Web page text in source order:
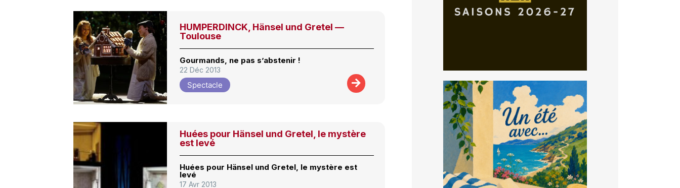
HUMPERDINCK, Hänsel und Gretel —
Toulouse
Gourmands, ne pas s’abstenir !
22 Déc 2013
Spectacle
Huées pour Hänsel und Gretel, le mystère
est levé
Huées pour Hänsel und Gretel, le mystère est
levé
17 Avr 2013